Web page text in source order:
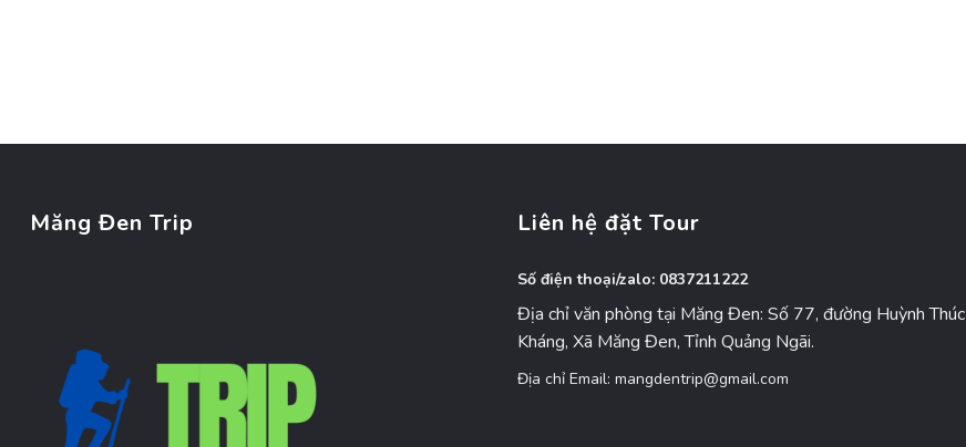
Măng Đen Trip Liên hệ đặt Tour
Số điện thoại/zalo: 0837211222
Địa chỉ văn phòng tại Măng Đen: Số 77, đường Huỳnh Thúc
Kháng, Xã Măng Đen, Tỉnh Quảng Ngãi.
Địa chỉ Email: mangdentrip@gmail.com